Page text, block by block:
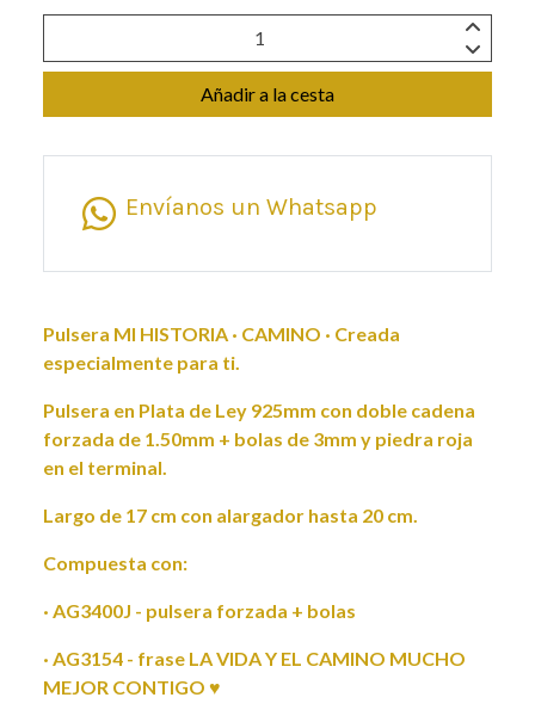
Añadir a la cesta
Envíanos un Whatsapp
Pulsera MI HISTORIA · CAMINO · Creada
especialmente para ti.
Pulsera en Plata de Ley 925mm con doble cadena
forzada de 1.50mm + bolas de 3mm y piedra roja
en el terminal.
Largo de 17 cm con alargador hasta 20 cm.
Compuesta con:
· AG3400J - pulsera forzada + bolas
· AG3154 - frase LA VIDA Y EL CAMINO MUCHO
MEJOR CONTIGO ♥